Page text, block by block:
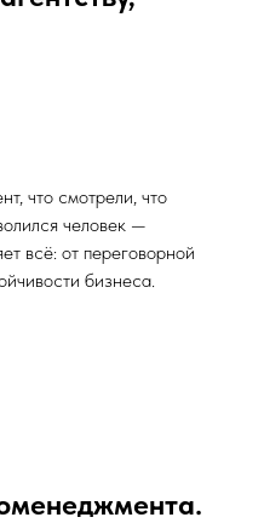
что смотрели, что
человек —
всё: от переговорной
бизнеса.